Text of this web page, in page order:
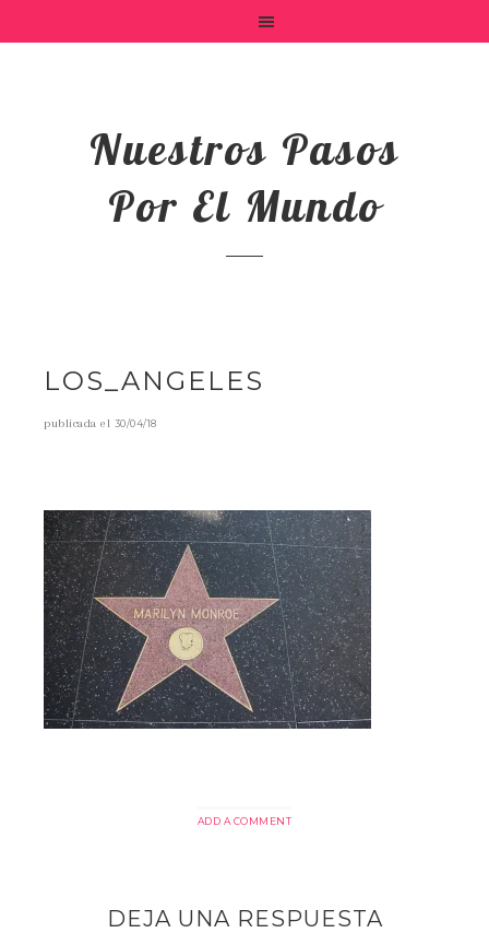
Nuestros Pasos
Por El Mundo
LOS_ANGELES
publicada el 30/04/18
ADD A COMMENT
DEJA UNA RESPUESTA